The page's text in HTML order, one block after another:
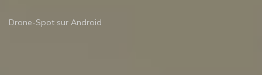
Drone-Spot sur Android